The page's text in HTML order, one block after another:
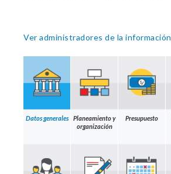
Ver administradores de la información
Datos generales
Planeamiento y
organización
Presupuesto